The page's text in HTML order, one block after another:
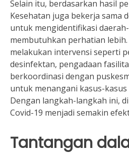
Selain itu, berdasarkan hasil
Kesehatan juga bekerja sama
untuk mengidentifikasi
membutuhkan perhatian
melakukan intervensi seperti
desinfektan, pengadaan
berkoordinasi dengan
untuk menangani kasus-
Dengan langkah-langkah ini,
Covid-19 menjadi semakin
Tantangan